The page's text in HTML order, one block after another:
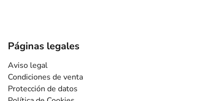
Páginas legales
Aviso legal
Condiciones de venta
Protección de datos